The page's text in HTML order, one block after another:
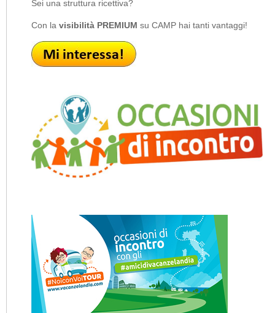
Sei una struttura ricettiva?
Con la visibilità PREMIUM su CAMP hai tanti vantaggi!